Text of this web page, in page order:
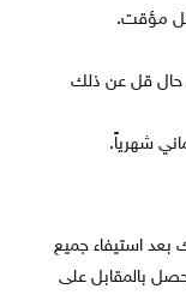
مؤقت.
عماني، وفي حال قل عن ذلك
استيفاء جميع
بالمقابل على